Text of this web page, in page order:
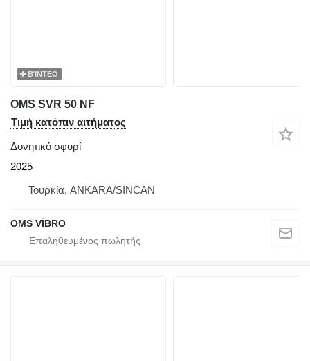
ΒΊΝΤΕΟ
OMS SVR 50 NF
Τιμή κατόπιν αιτήματος
Δονητικό σφυρί
2025
Τουρκία, ANKARA/SİNCAN
OMS VİBRO